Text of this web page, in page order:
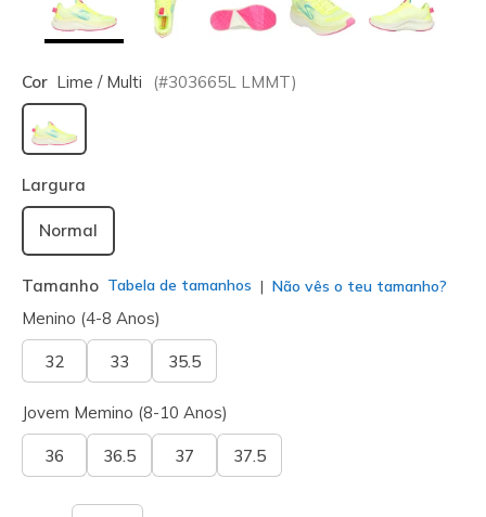
Cor Lime / Multi (#303665L LMMT)
selecionado
Largura
Normal
Tamanho Tabela de tamanhos Não vês o teu tamanho?
Menino (4-8 Anos)
32 33 35.5
Jovem Memino (8-10 Anos)
36 36.5 37 37.5